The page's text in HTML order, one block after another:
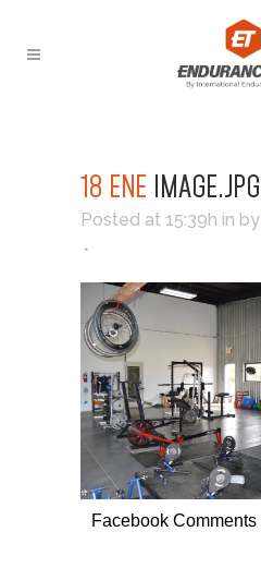
18 ENE IMAGE.JPG
Posted at 15:39h in by
Facebook Comments